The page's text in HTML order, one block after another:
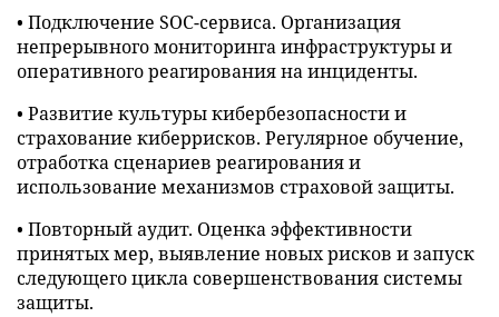
• Подключение SOC-сервиса. Организация
непрерывного мониторинга инфраструктуры и
оперативного реагирования на инциденты.
• Развитие культуры кибербезопасности и
страхование киберрисков. Регулярное обучение,
отработка сценариев реагирования и
использование механизмов страховой защиты.
• Повторный аудит. Оценка эффективности
принятых мер, выявление новых рисков и запуск
следующего цикла совершенствования системы
защиты.